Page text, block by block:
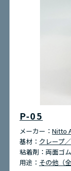
P-05
メーカー：Nitto
基材： クレープ
粘着剤：両面ゴ
用途： その他（